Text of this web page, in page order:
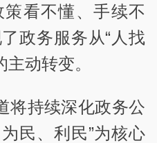
策看不懂、手续不
政务服务从“人找
主动转变。
将持续深化政务公
民、利民”为核心